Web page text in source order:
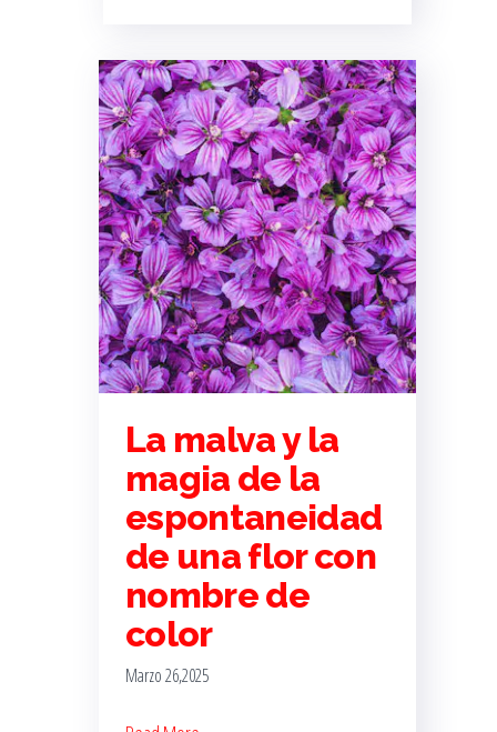
La malva y la
magia de la
espontaneidad
de una flor con
nombre de
color
Marzo 26,2025